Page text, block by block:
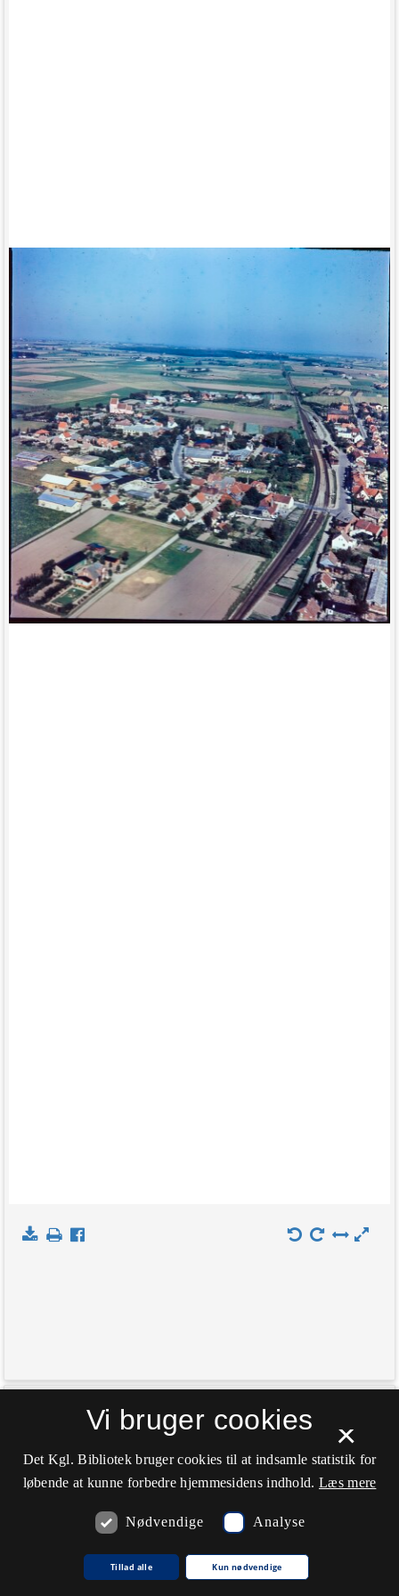
Indlæs kort
×
Vi bruger cookies
Det Kgl. Bibliotek bruger cookies til at indsamle statistik for
løbende at kunne forbedre hjemmesidens indhold. Læs mere
Nødvendige Analyse
Tillad alle Kun nødvendige